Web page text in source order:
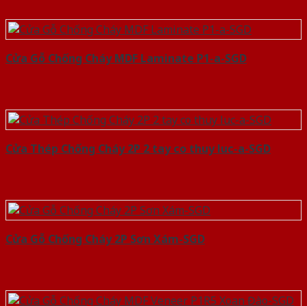
Cửa Gỗ Chống Cháy MDF Laminate P1-a-SGD
Cửa Thép Chống Cháy 2P 2 tay co thuy luc-a-SGD
Cửa Gỗ Chống Cháy 2P Sơn Xám-SGD